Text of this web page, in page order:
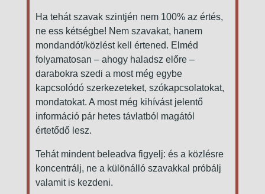
Ha tehát szavak szintjén nem 100% az értés,
ne ess kétségbe! Nem szavakat, hanem
mondandót/közlést kell értened. Elméd
folyamatosan – ahogy haladsz előre –
darabokra szedi a most még egybe
kapcsolódó szerkezeteket, szókapcsolatokat,
mondatokat. A most még kihívást jelentő
információ pár hetes távlatból magától
értetődő lesz.
Tehát mindent beleadva figyelj: és a közlésre
koncentrálj, ne a különálló szavakkal próbálj
valamit is kezdeni.